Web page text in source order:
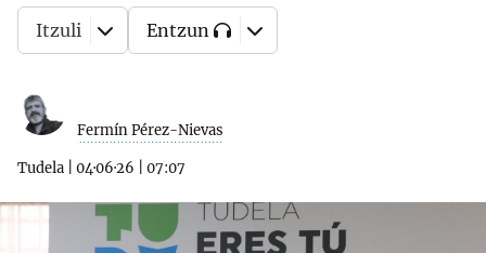
Fermín Pérez-Nievas
Tudela 04·06·26 07:07
Itzuli Entzun